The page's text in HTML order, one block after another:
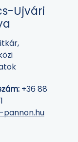
Ujvári
+36 88
pannon.hu